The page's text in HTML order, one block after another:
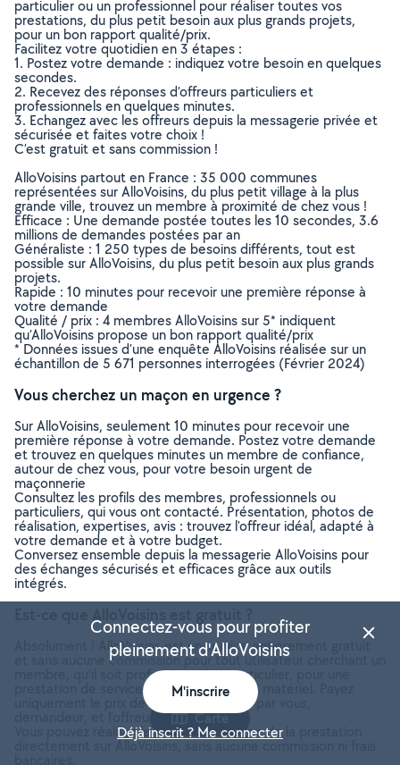
particulier ou un professionnel pour réaliser toutes vos
prestations, du plus petit besoin aux plus grands projets,
pour un bon rapport qualité/prix.
Facilitez votre quotidien en 3 étapes :
1. Postez votre demande : indiquez votre besoin en quelques
secondes.
2. Recevez des réponses d’offreurs particuliers et
professionnels en quelques minutes.
3. Echangez avec les offreurs depuis la messagerie privée et
sécurisée et faites votre choix !
C’est gratuit et sans commission !
AlloVoisins partout en France : 35 000 communes
représentées sur AlloVoisins, du plus petit village à la plus
grande ville, trouvez un membre à proximité de chez vous !
Efficace : Une demande postée toutes les 10 secondes, 3.6
millions de demandes postées par an
Généraliste : 1 250 types de besoins différents, tout est
possible sur AlloVoisins, du plus petit besoin aux plus grands
projets.
Rapide : 10 minutes pour recevoir une première réponse à
votre demande
Qualité / prix : 4 membres AlloVoisins sur 5* indiquent
qu’AlloVoisins propose un bon rapport qualité/prix
* Données issues d’une enquête AlloVoisins réalisée sur un
échantillon de 5 671 personnes interrogées (Février 2024)
Vous cherchez un maçon en urgence ?
Sur AlloVoisins, seulement 10 minutes pour recevoir une
première réponse à votre demande. Postez votre demande
et trouvez en quelques minutes un membre de confiance,
autour de chez vous, pour votre besoin urgent de
maçonnerie
Consultez les profils des membres, professionnels ou
particuliers, qui vous ont contacté. Présentation, photos de
réalisation, expertises, avis : trouvez l'offreur idéal, adapté à
votre demande et à votre budget.
Conversez ensemble depuis la messagerie AlloVoisins pour
des échanges sécurisés et efficaces grâce aux outils
intégrés.
Absolument ! AlloVoisins est un service entièrement gratuit
et sans aucune commission pour tout utilisateur cherchant un
membre, qu’il soit professionnel ou particulier, pour une
prestation de service ou une location de matériel. Payez
uniquement le prix de la prestation, fixé par vous,
demandeur, et l’offreur.
Vous pouvez réaliser le paiement en ligne de la prestation
directement sur AlloVoisins, sans aucune commission ni frais
Carte
Connectez-vous pour profiter
pleinement d'AlloVoisins
M'inscrire
Déjà inscrit ? Me connecter